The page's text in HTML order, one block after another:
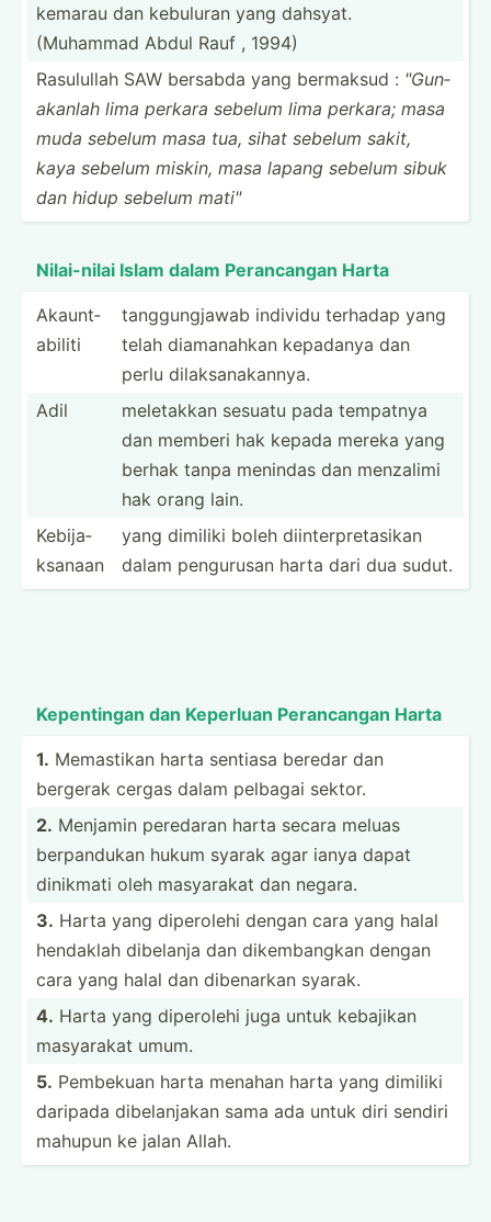
kemarau dan kebuluran yang dahsyat.
(Muhammad Abdul Rauf , 1994)
Rasulullah SAW bersabda yang bermaksud : "­Gun­
akanlah lima perkara sebelum lima perkara; masa
muda sebelum masa tua, sihat sebelum sakit,
kaya sebelum miskin, masa lapang sebelum sibuk
dan hidup sebelum mati"
Nilai-­nilai Islam dalam Peranc­angan Harta
Akaunt­
abiliti
tanggu­ngjawab individu terhadap yang
telah diaman­ahkan kepadanya dan
perlu dilaks­ana­kannya.
Adil
meletakkan sesuatu pada tempatnya
dan memberi hak kepada mereka yang
berhak tanpa menindas dan menzalimi
hak orang lain.
Kebija­
ksanaan
yang dimiliki boleh diinte­rpr­eta­sikan
dalam pengurusan harta dari dua sudut.
Kepent­ingan dan Keperluan Peranc­angan Harta
1. Memastikan harta sentiasa beredar dan
bergerak cergas dalam pelbagai sektor.
2. Menjamin peredaran harta secara meluas
berpan­dukan hukum syarak agar ianya dapat
dinikmati oleh masyarakat dan negara.
3. Harta yang diperolehi dengan cara yang halal
hendaklah dibelanja dan dikemb­angkan dengan
cara yang halal dan dibenarkan syarak.
4. Harta yang diperolehi juga untuk kebajikan
masyarakat umum.
5. Pembekuan harta menahan harta yang dimiliki
daripada dibela­njakan sama ada untuk diri sendiri
mahupun ke jalan Allah.